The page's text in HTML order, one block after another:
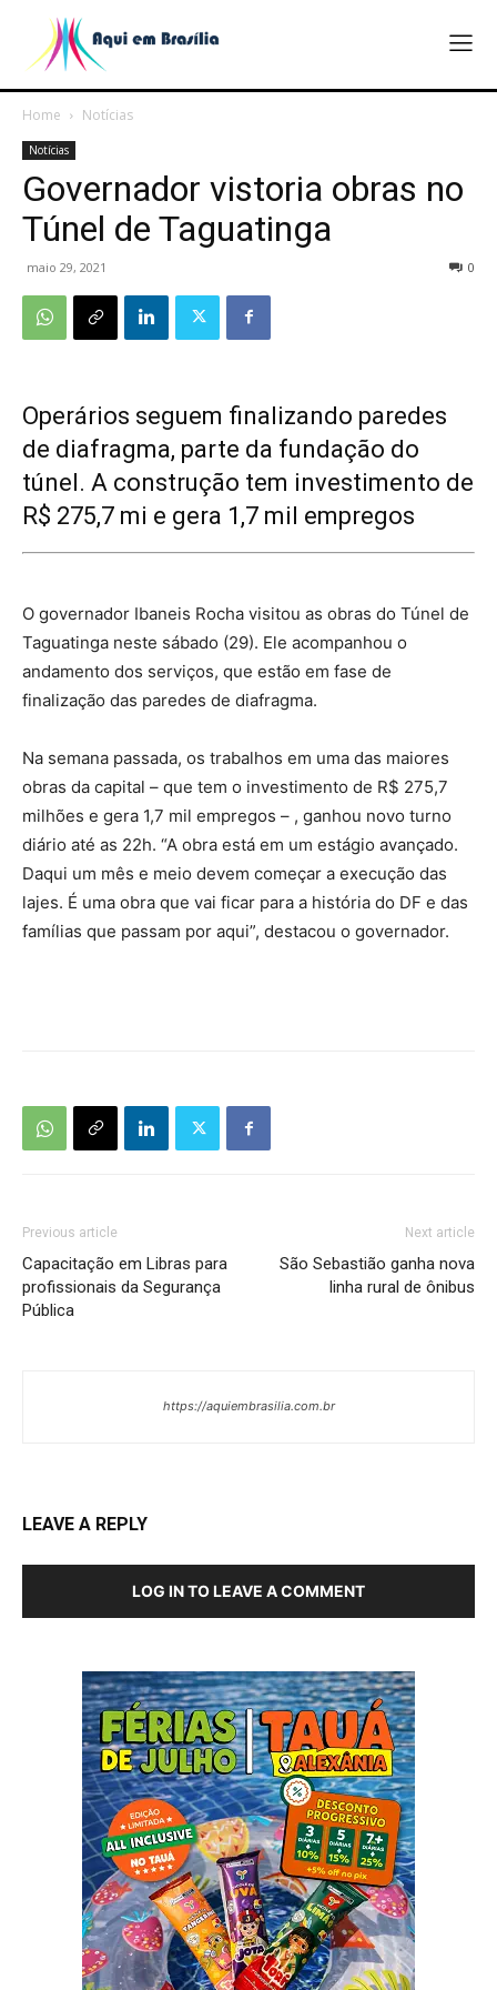
Home Notícias
Notícias
Governador vistoria obras no
Túnel de Taguatinga
maio 29, 2021 0
Operários seguem finalizando paredes
de diafragma, parte da fundação do
túnel. A construção tem investimento de
R$ 275,7 mi e gera 1,7 mil empregos
O governador Ibaneis Rocha visitou as obras do Túnel de
Taguatinga neste sábado (29). Ele acompanhou o
andamento dos serviços, que estão em fase de
finalização das paredes de diafragma.
Na semana passada, os trabalhos em uma das maiores
obras da capital – que tem o investimento de R$ 275,7
milhões e gera 1,7 mil empregos – , ganhou novo turno
diário até as 22h. “A obra está em um estágio avançado.
Daqui um mês e meio devem começar a execução das
lajes. É uma obra que vai ficar para a história do DF e das
famílias que passam por aqui”, destacou o governador.
Previous article
Capacitação em Libras para
profissionais da Segurança
Pública
Next article
São Sebastião ganha nova
linha rural de ônibus
https://aquiembrasilia.com.br
LEAVE A REPLY
LOG IN TO LEAVE A COMMENT